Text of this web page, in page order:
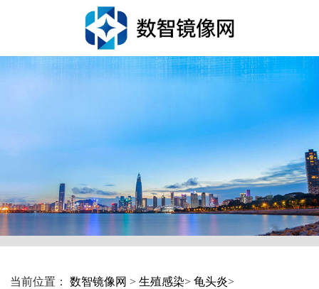
当前位置： 数智镜像网 > 生殖感染> 龟头炎>